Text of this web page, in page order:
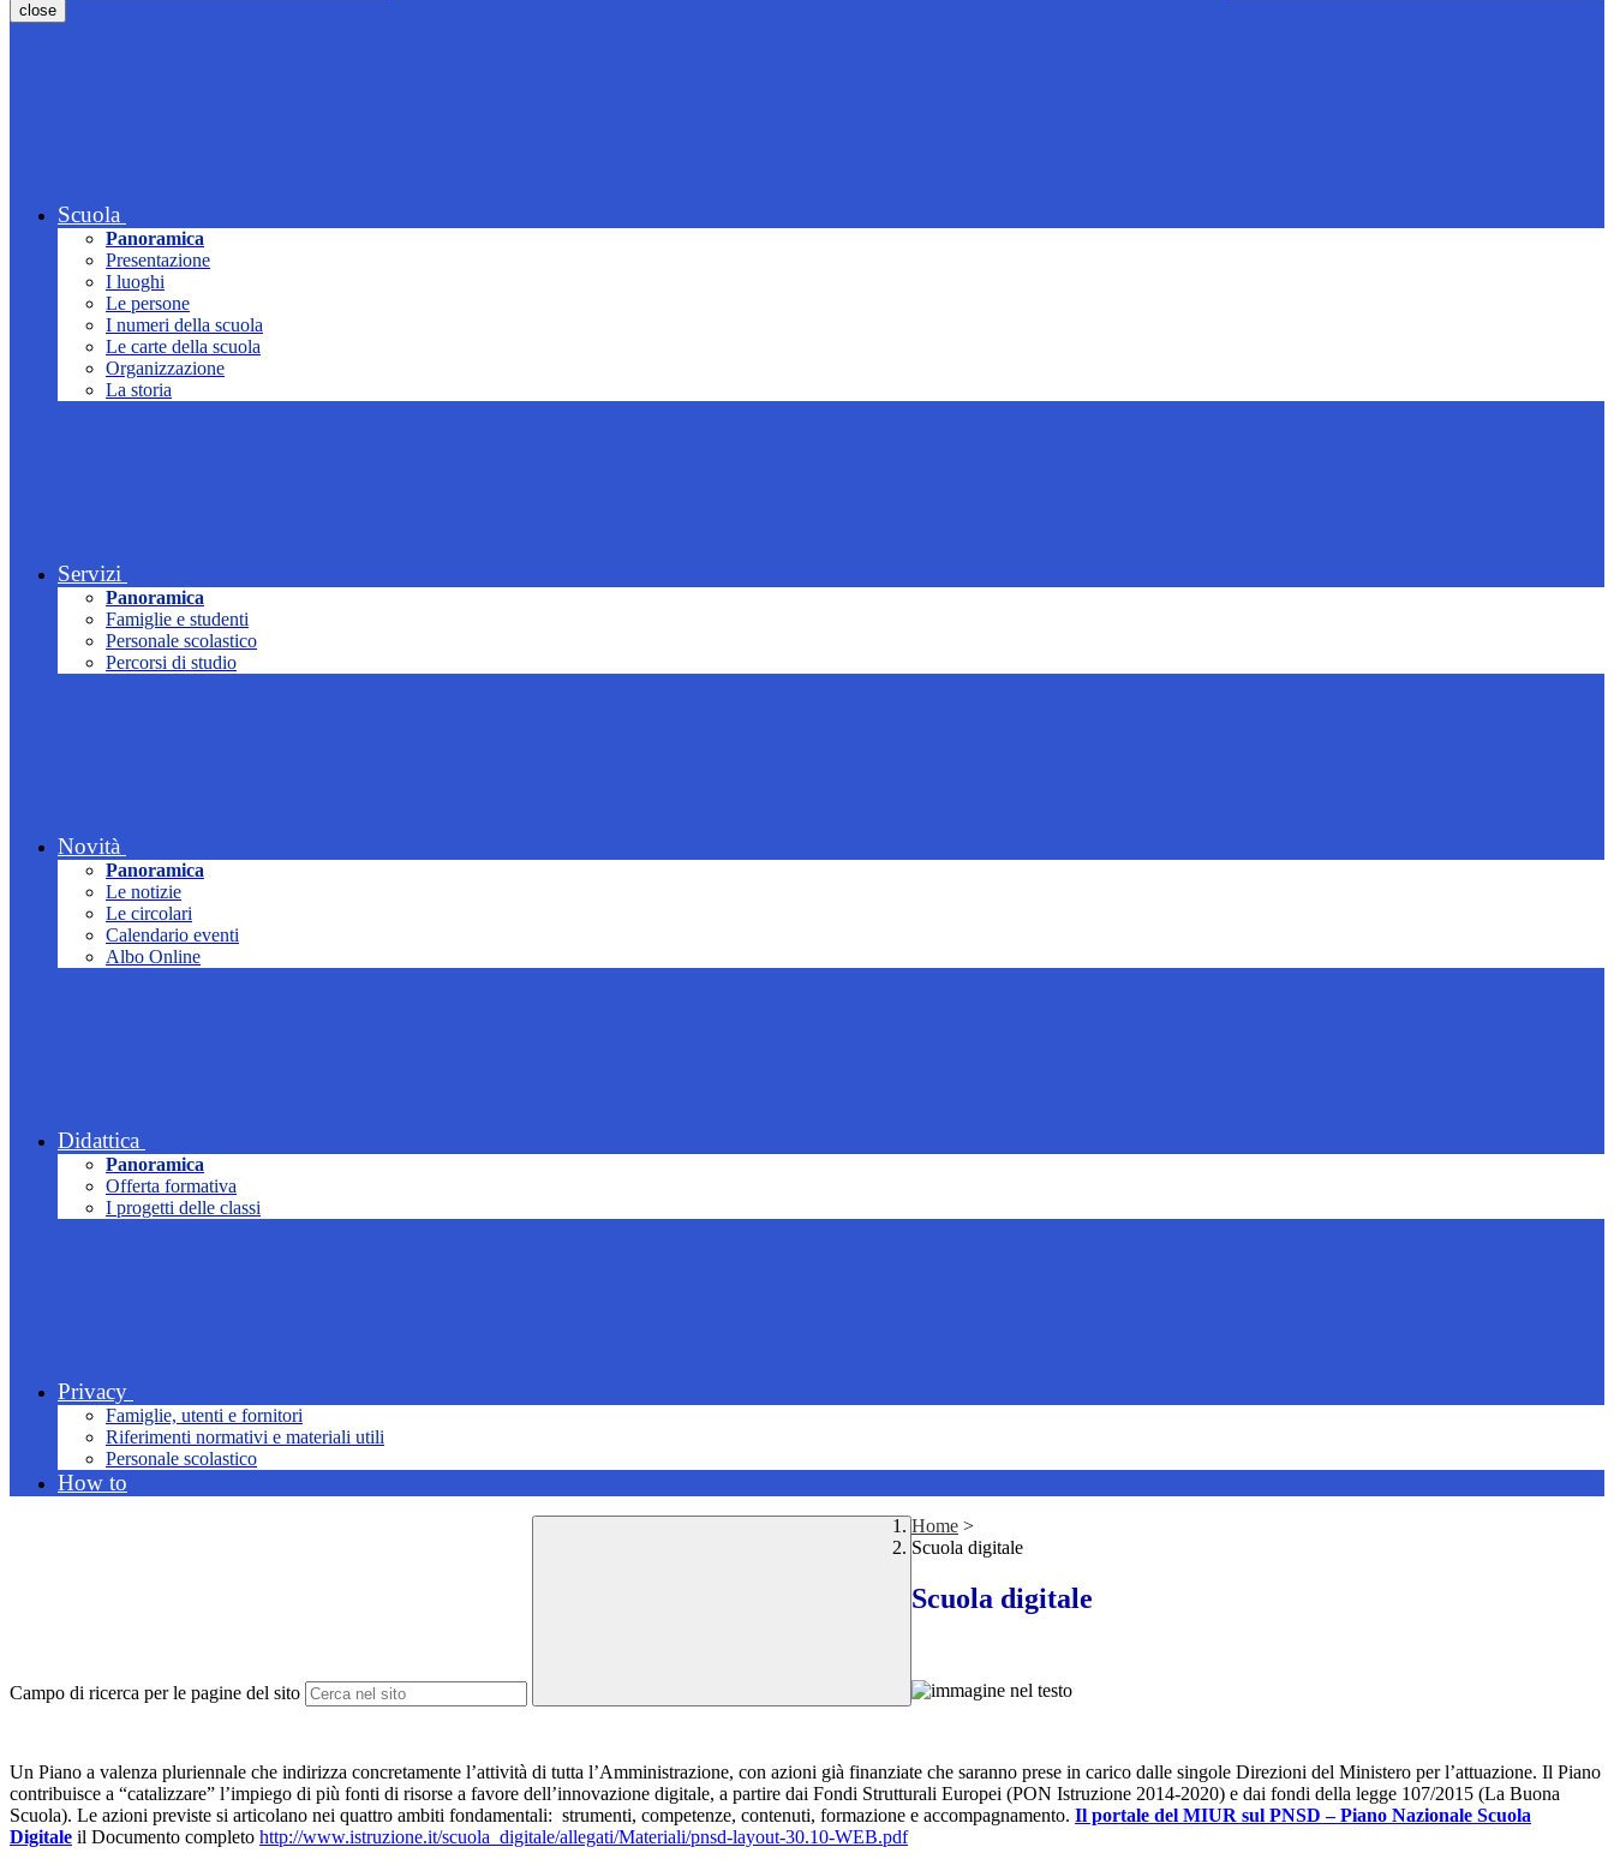
close
Scuola
Panoramica
Presentazione
I luoghi
Le persone
I numeri della scuola
Le carte della scuola
Organizzazione
La storia
Servizi
Panoramica
Famiglie e studenti
Personale scolastico
Percorsi di studio
Novità
Panoramica
Le notizie
Le circolari
Calendario eventi
Albo Online
Didattica
Panoramica
Offerta formativa
I progetti delle classi
Privacy
Famiglie, utenti e fornitori
Riferimenti normativi e materiali utili
Personale scolastico
How to
Campo di ricerca per le pagine del sito
Home >
Scuola digitale
Scuola digitale
Un Piano a valenza pluriennale che indirizza concretamente l’attività di tutta l’Amministrazione, con azioni già finanziate che saranno prese in carico dalle singole Direzioni del Ministero per l’attuazione. Il Piano
contribuisce a “catalizzare” l’impiego di più fonti di risorse a favore dell’innovazione digitale, a partire dai Fondi Strutturali Europei (PON Istruzione 2014-2020) e dai fondi della legge 107/2015 (La Buona
Scuola). Le azioni previste si articolano nei quattro ambiti fondamentali: strumenti, competenze, contenuti, formazione e accompagnamento. Il portale del MIUR sul PNSD – Piano Nazionale Scuola
Digitale il Documento completo http://www.istruzione.it/scuola_digitale/allegati/Materiali/pnsd-layout-30.10-WEB.pdf